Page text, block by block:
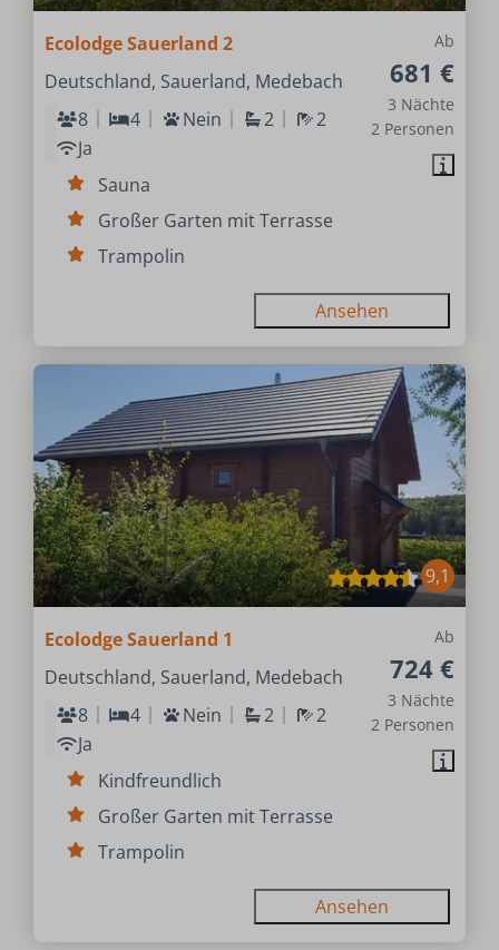
Ab
681 €
3 Nächte
2 Personen
Ecolodge Sauerland 2
Deutschland, Sauerland, Medebach
8
4 Nein 2
2
Ja
Sauna
Großer Garten mit Terrasse
Trampolin
Ansehen
9,1
Ab
724 €
3 Nächte
2 Personen
Ecolodge Sauerland 1
Deutschland, Sauerland, Medebach
8
4 Nein 2
2
Ja
Kindfreundlich
Großer Garten mit Terrasse
Trampolin
Ansehen